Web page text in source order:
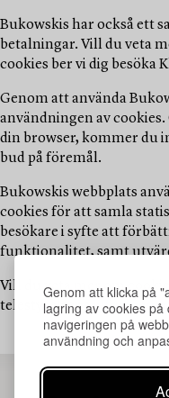
Genom att klicka på
lagring av cookies
navigeringen på
användning och
Bukowskis har också ett
betalningar. Vill du veta
cookies ber vi dig besöka
Genom att använda
användningen av
din browser, kommer du
bud på föremål.
Bukowskis webbplats
cookies för att samla
besökare i syfte att
funktionalitet, samt
Vill du veta mer om
telestyrelsens